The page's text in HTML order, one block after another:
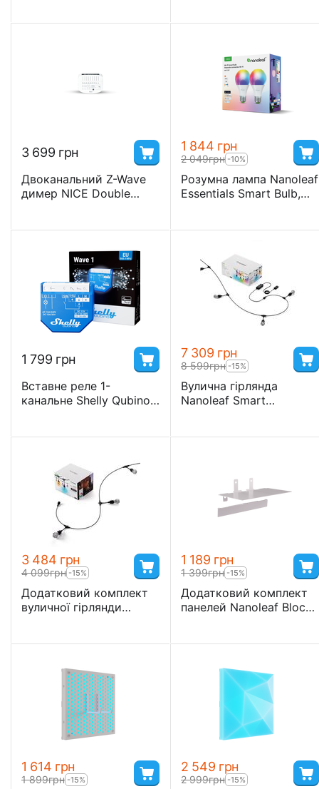
3 699 грн
Двоканальний Z-Wave
димер NICE Double
1 844 грн
2 049грн -10%
Розумна лампа Nanoleaf
Essentials Smart Bulb,
1 799 грн
Вставне реле 1-
канальне Shelly Qubino
7 309 грн
8 599грн -15%
Вулична гірлянда
Nanoleaf Smart
3 484 грн
4 099грн -15%
Додатковий комплект
вуличної гірлянди
1 189 грн
1 399грн -15%
Додатковий комплект
панелей Nanoleaf Blocks
1 614 грн
1 899грн -15%
2 549 грн
2 999грн -15%